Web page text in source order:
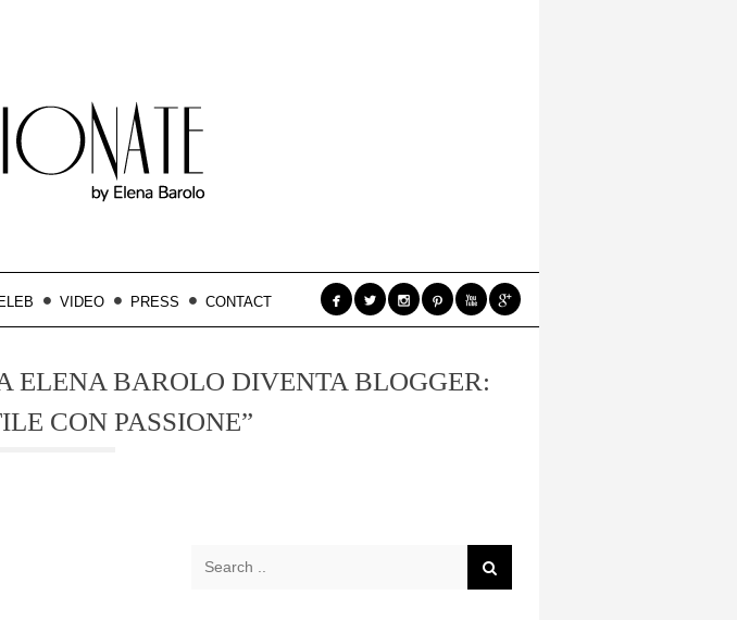
VIDEO PRESS CONTACT      
ELENA BAROLO DIVENTA BLOGGER:
CON PASSIONE”